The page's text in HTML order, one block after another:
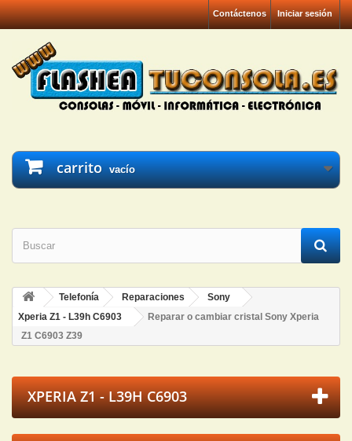
Iniciar sesión
Contáctenos
carrito vacío
Telefonía Reparaciones
Sony
Xperia Z1 - L39h C6903
Reparar o cambiar cristal Sony Xperia
Z1 C6903 Z39
XPERIA Z1 - L39H C6903